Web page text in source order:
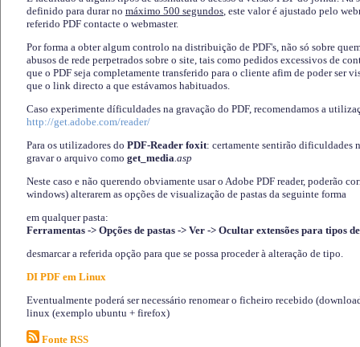
definido para durar no máximo 500 segundos, este valor é ajustado pelo
referido PDF contacte o webmaster.
Por forma a obter algum controlo na distribuição de PDF's, não só sobre
abusos de rede perpetrados sobre o site, tais como pedidos excessivos de
que o PDF seja completamente transferido para o cliente afim de poder ser
que o link directo a que estávamos habituados.
Caso experimente díficuldades na gravação do PDF, recomendamos a
http://get.adobe.com/reader/
Para os utilizadores do PDF-Reader foxit: certamente sentirão dificuldades
gravar o arquivo como get_media.asp
Neste caso e não querendo obviamente usar o Adobe PDF reader, poderão
windows) alterarem as opções de visualização de pastas da seguinte forma
em qualquer pasta:
Ferramentas -> Opções de pastas -> Ver -> Ocultar extensões para tipos
desmarcar a referida opção para que se possa proceder à alteração de tipo.
DI PDF em Linux
Eventualmente poderá ser necessário renomear o ficheiro recebido
linux (exemplo ubuntu + firefox)
Fonte RSS